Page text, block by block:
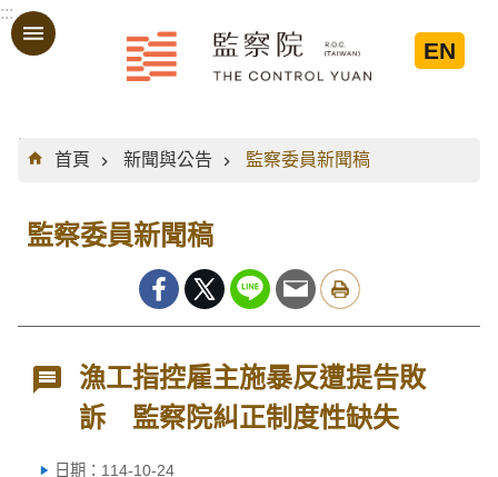
跳到主要內容區塊
:::
EN
:::
首頁
新聞與公告 監察委員新聞稿
監察委員新聞稿
漁工指控雇主施暴反遭提告敗
訴 監察院糾正制度性缺失
日期：114-10-24